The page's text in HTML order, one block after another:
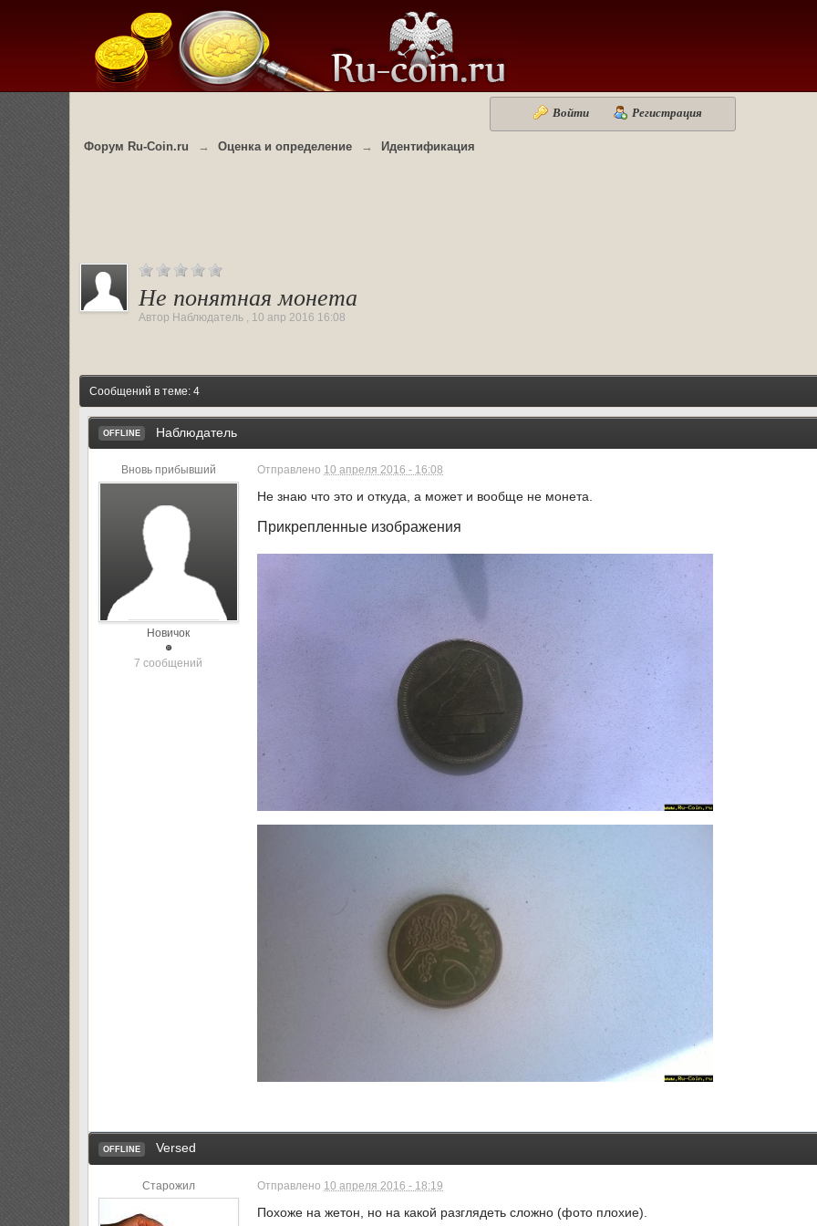
Войти Регистрация
Форум Ru-Coin.ru → Оценка и определение → Идентификация
Не понятная монета
Автор Наблюдатель , 10 апр 2016 16:08
Сообщений в теме: 4
OFFLINE Наблюдатель
Вновь прибывший
Новичок
7 сообщений
Отправлено 10 апреля 2016 - 16:08
Не знаю что это и откуда, а может и вообще не монета.
Прикрепленные изображения
OFFLINE Versed
Старожил Отправлено 10 апреля 2016 - 18:19
Похоже на жетон, но на какой разглядеть сложно (фото плохие).